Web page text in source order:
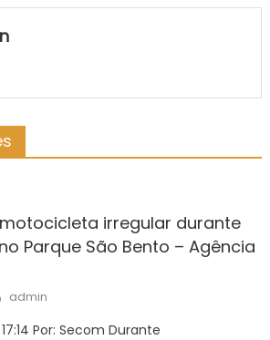
irregular durante
Parque São Bento – Agência
Author
admin
Por: Secom Durante